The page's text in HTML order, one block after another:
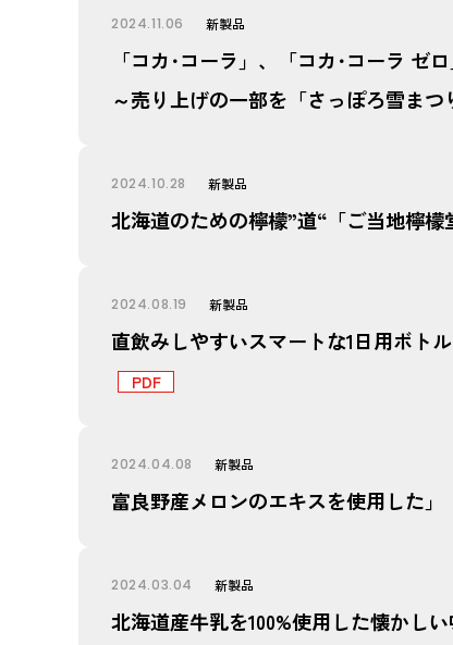
2024.11.06 新製品
「コカ･コーラ」、「コカ･コーラ ゼ
～売り上げの一部を「さっぽろ雪まつ
2024.10.28 新製品
北海道のための檸檬”道“「ご当地檸
2024.08.19 新製品
直飲みしやすいスマートな1日用ボト
2024.04.08 新製品
富良野産メロンのエキスを使用した
2024.03.04 新製品
北海道産牛乳を100%使用した懐かし